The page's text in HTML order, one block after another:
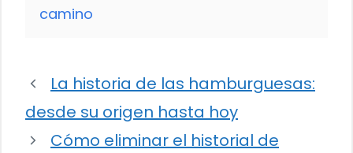
camino
La historia de las hamburguesas:
desde su origen hasta hoy
Cómo eliminar el historial de